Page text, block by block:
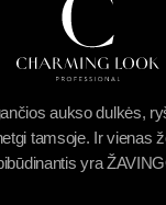
aukso dulkės,
tamsoje. Ir vienas
yra